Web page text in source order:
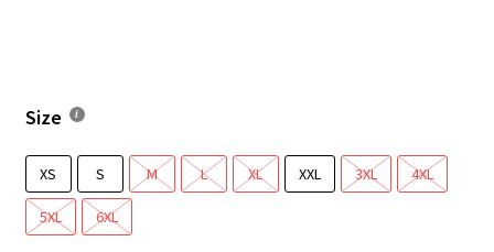
Size
XS S M L XL XXL 3XL 4XL
5XL 6XL